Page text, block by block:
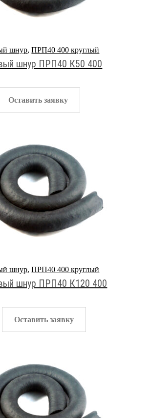
шнур,ПРП40 400 круглый
шнур ПРП40 К50 400
Оставить заявку
шнур,ПРП40 400 круглый
шнур ПРП40 К120 400
Оставить заявку